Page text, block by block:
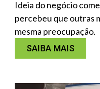
Ideia do negócio
percebeu que outras
mesma preocupação.
SAIBA MAIS